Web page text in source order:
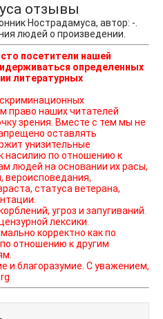
отзывы
Нострадамуса, автор: -.
людей о произведении.
посетители нашей
определенных
литературных
зрения. Вместе с тем мы не
оставлять
унизительные
насилию по отношению к
людей на основании их расы,
вероисповедания,
статуса ветерана,
угроз и запугиваний.
лексики.
корректно как по
отношению к другим
и благоразумие. С уважением,